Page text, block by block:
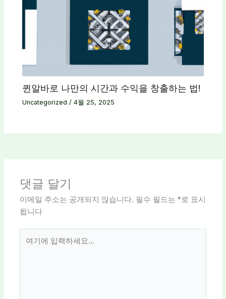
퀸알바로 나만의 시간과 수익을 창출하는 법!
Uncategorized /4월 25, 2025
댓글 달기
이메일 주소는 공개되지 않습니다. 필수 필드는*로 표시
됩니다